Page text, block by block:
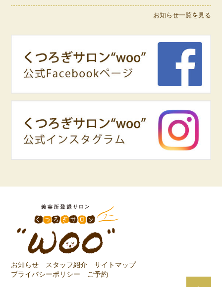
お知らせ一覧を見る
お知らせ スタッフ紹介
サイトマップ
プライバシーポリシー
ご予約